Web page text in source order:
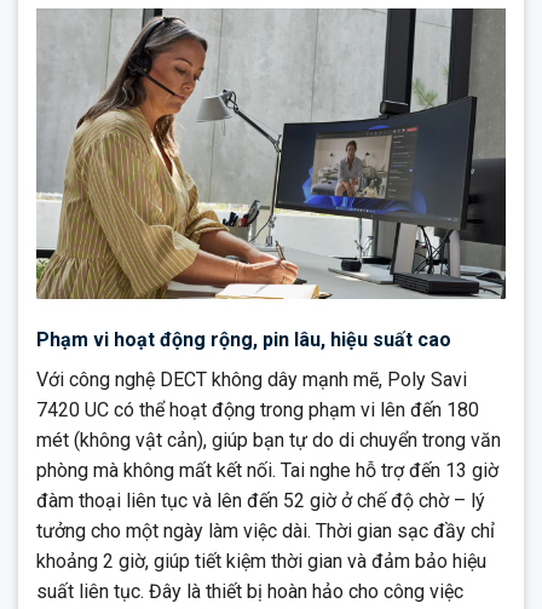
Phạm vi hoạt động rộng, pin lâu, hiệu suất cao
Với công nghệ DECT không dây mạnh mẽ, Poly Savi
7420 UC có thể hoạt động trong phạm vi lên đến 180
mét (không vật cản), giúp bạn tự do di chuyển trong văn
phòng mà không mất kết nối. Tai nghe hỗ trợ đến 13 giờ
đàm thoại liên tục và lên đến 52 giờ ở chế độ chờ – lý
tưởng cho một ngày làm việc dài. Thời gian sạc đầy chỉ
khoảng 2 giờ, giúp tiết kiệm thời gian và đảm bảo hiệu
suất liên tục. Đây là thiết bị hoàn hảo cho công việc